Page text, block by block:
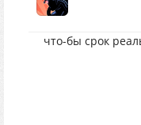
что-бы срок